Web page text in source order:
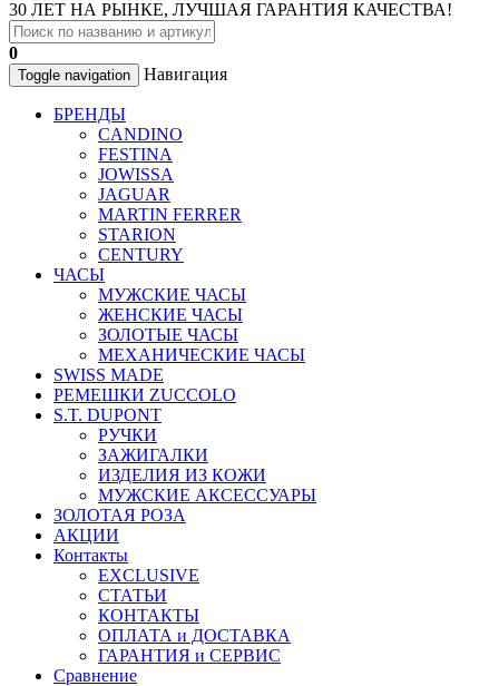
30 ЛЕТ НА РЫНКЕ, ЛУЧШАЯ ГАРАНТИЯ КАЧЕСТВА!
0
Toggle navigation Навигация
БРЕНДЫ
CANDINO
FESTINA
JOWISSA
JAGUAR
MARTIN FERRER
STARION
CENTURY
ЧАСЫ
МУЖСКИЕ ЧАСЫ
ЖЕНСКИЕ ЧАСЫ
ЗОЛОТЫЕ ЧАСЫ
МЕХАНИЧЕСКИЕ ЧАСЫ
SWISS MADE
РЕМЕШКИ ZUCCOLO
S.T. DUPONT
РУЧКИ
ЗАЖИГАЛКИ
ИЗДЕЛИЯ ИЗ КОЖИ
МУЖСКИЕ АКСЕССУАРЫ
ЗОЛОТАЯ РОЗА
АКЦИИ
Контакты
EXCLUSIVE
СТАТЬИ
КОНТАКТЫ
ОПЛАТА и ДОСТАВКА
ГАРАНТИЯ и СЕРВИС
Сравнение